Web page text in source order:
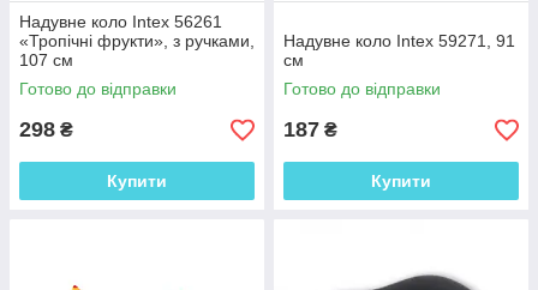
Надувне коло Intex 56261
«Тропічні фрукти», з ручками,
107 см
Готово до відправки
298 ₴
Купити
Надувне коло Intex 59271, 91
см
Готово до відправки
187 ₴
Купити